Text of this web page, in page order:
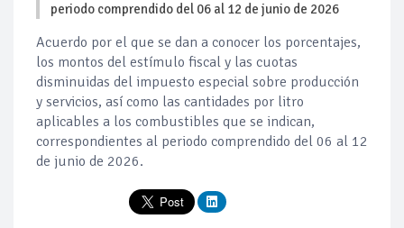
periodo comprendido del 06 al 12 de junio de 2026
Acuerdo por el que se dan a conocer los porcentajes,
los montos del estímulo fiscal y las cuotas
disminuidas del impuesto especial sobre producción
y servicios, así como las cantidades por litro
aplicables a los combustibles que se indican,
correspondientes al periodo comprendido del 06 al 12
de junio de 2026.